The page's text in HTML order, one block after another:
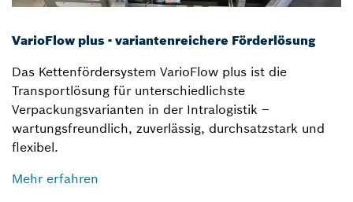
VarioFlow plus - variantenreichere Förderlösung
Das Kettenfördersystem VarioFlow plus ist die
Transportlösung für unterschiedlichste
Verpackungsvarianten in der Intralogistik –
wartungsfreundlich, zuverlässig, durchsatzstark und
flexibel.
Mehr erfahren